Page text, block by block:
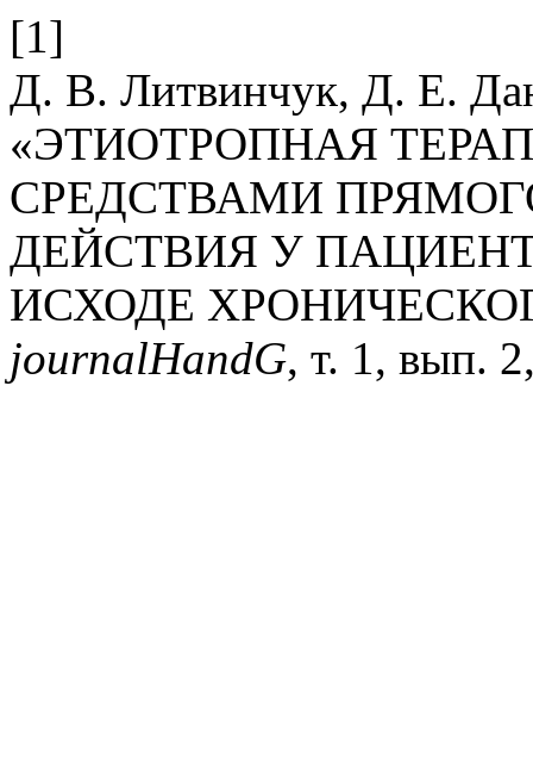
[1]
Д. В. Литвинчук, Д. Е.
«ЭТИОТРОПНАЯ
СРЕДСТВАМИ
ДЕЙСТВИЯ У
ИСХОДЕ
journalHandG, т. 1, вып.